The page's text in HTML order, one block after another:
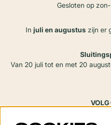
Gesloten op
In juli en augustus zijn er
Van 20 juli tot en met 20
VOLG